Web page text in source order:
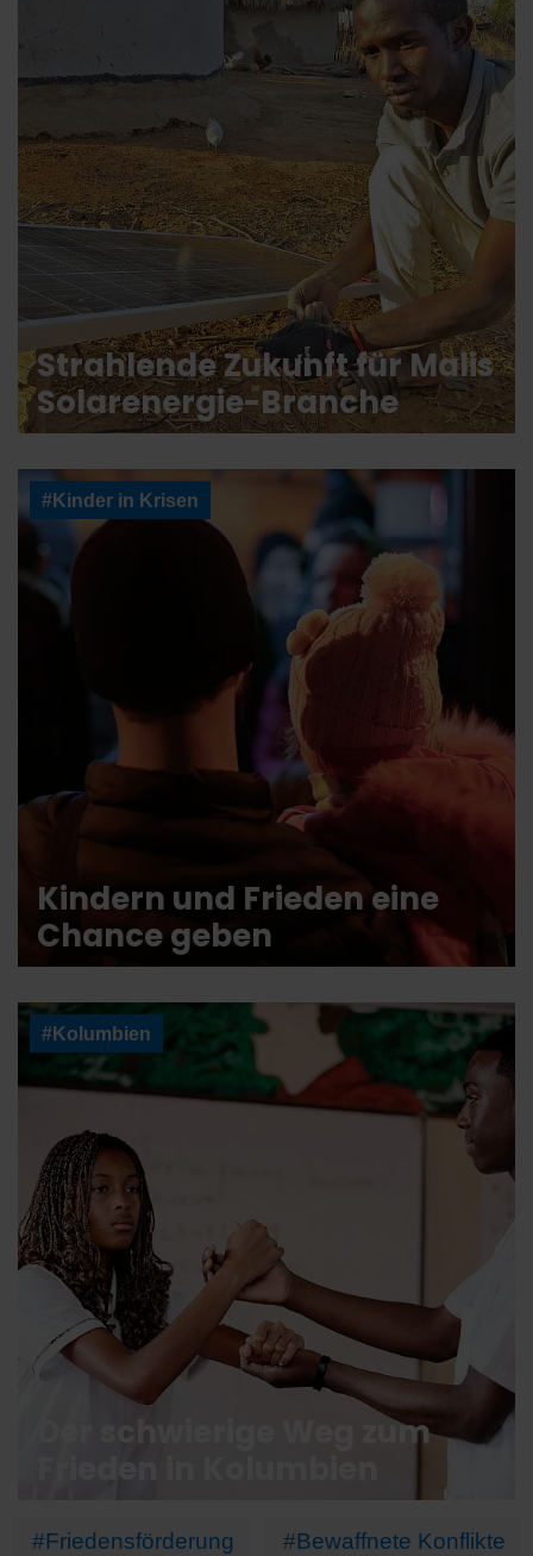
Strahlende Zukunft für Malis
Solarenergie-Branche
#Kinder in Krisen
Kindern und Frieden eine
Chance geben
#Kolumbien
Der schwierige Weg zum
#Friedensförderung #Bewaffnete Konflikte